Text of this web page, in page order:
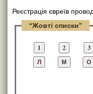
Реєстрація євреїв
“Жовті списки”